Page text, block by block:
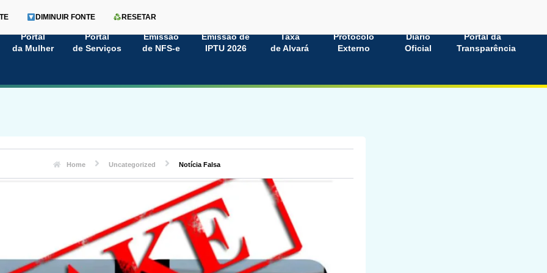
Portal
da Mulher
Portal
de Serviços
Emissão
de NFS-e
Emissão de
IPTU 2026
Taxa
de Alvará
Protocolo
Externo
Diário
Oficial
Portal da
Transparência
DIMINUIR FONTE RESETAR
Home Uncategorized Notícia Falsa